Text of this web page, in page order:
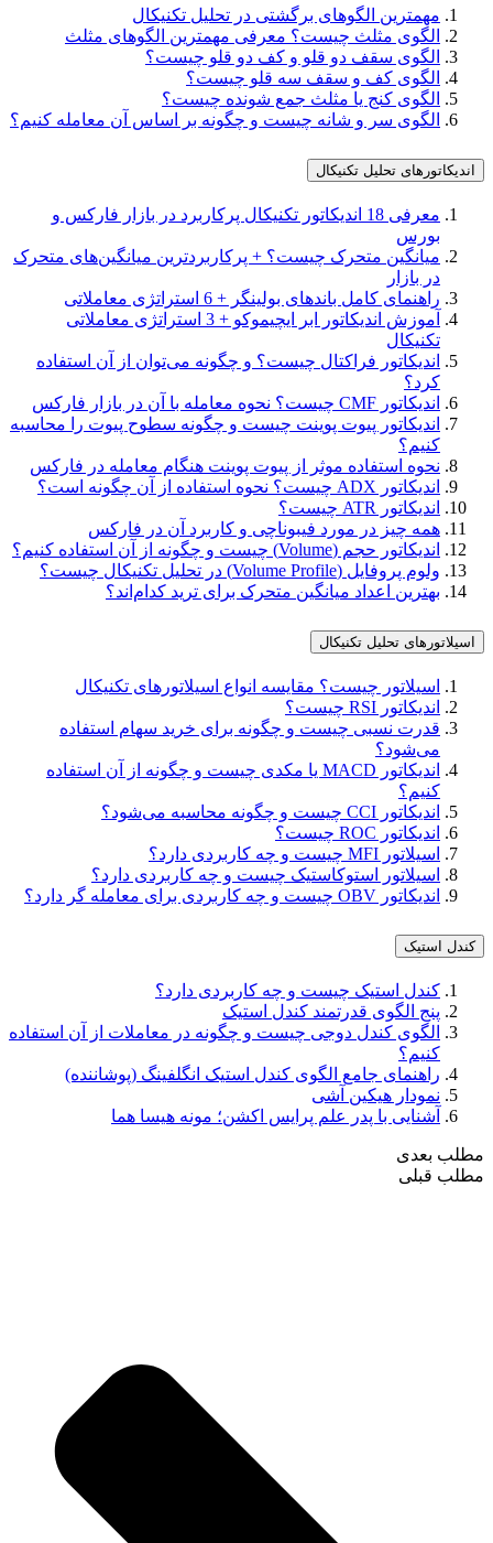
مهمترین الگوهای برگشتی در تحلیل تکنیکال
الگوی مثلث چیست؟ معرفی مهمترین الگوهای مثلث
الگوی سقف دو قلو و کف دو قلو چیست؟
الگوی کف و سقف سه‌ قلو چیست؟
الگوی کنج یا مثلث جمع شونده چیست؟
الگوی سر و شانه چیست و چگونه بر اساس آن معامله کنیم؟
اندیکاتورهای تحلیل تکنیکال
معرفی 18 اندیکاتور تکنیکال پرکاربرد در بازار فارکس و
بورس
میانگین متحرک چیست؟ + پرکاربردترین میانگین‌‌های متحرک
در بازار
راهنمای کامل باندهای بولینگر + 6 استراتژی معاملاتی
آموزش اندیکاتور ابر ایچیموکو + 3 استراتژی معاملاتی
تکنیکال
اندیکاتور فراکتال چیست؟ و چگونه می‌توان از آن استفاده
کرد؟
اندیکاتور CMF چیست؟ نحوه معامله با آن در بازار فارکس
اندیکاتور پیوت پوینت چیست و چگونه سطوح پیوت را محاسبه
کنیم؟
نحوه استفاده موثر از پیوت پوینت هنگام معامله در فارکس
اندیکاتور ADX چیست؟ نحوه استفاده از آن چگونه است؟
اندیکاتور ATR چیست؟
همه چیز در مورد فیبوناچی و کاربرد آن در فارکس
اندیکاتور حجم (Volume) چیست و چگونه از آن استفاده کنیم؟
ولوم پروفایل (Volume Profile) در تحلیل تکنیکال چیست؟
بهترین اعداد میانگین متحرک برای ترید کدام‌اند؟
اسیلاتورهای تحلیل تکنیکال
اسیلاتور چیست؟ مقایسه انواع اسیلاتورهای تکنیکال
اندیکاتور RSI چیست؟
قدرت نسبی چیست و چگونه برای خرید سهام استفاده
می‌شود؟
اندیکاتور MACD یا مکدی چیست و چگونه از آن استفاده
کنیم؟
اندیکاتور CCI چیست و چگونه محاسبه می‌شود؟
اندیکاتور ROC چیست؟
اسیلاتور MFI چیست و چه کاربردی دارد؟
اسیلاتور استوکاستیک چیست و چه کاربردی دارد؟
اندیکاتور OBV چیست و چه کاربردی برای معامله گر دارد؟
کندل استیک
کندل استیک چیست و چه کاربردی دارد؟
پنج الگوی قدرتمند کندل استیک
الگوی کندل دوجی چیست و چگونه در معاملات از آن استفاده
کنیم؟
راهنمای جامع الگوی کندل استیک انگلفینگ (پوشاننده)
نمودار هیکین آشی
آشنایی با پدر علم پرایس اکشن؛ مونه هیسا هما
مطلب بعدی
مطلب قبلی